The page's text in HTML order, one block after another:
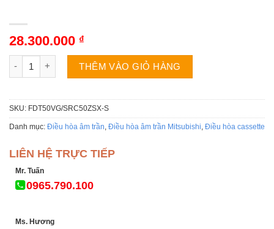
28.300.000 ₫
Điều hòa âm trần Mitsubishi 18000BTU FDT50VG/SRC50ZSX-
THÊM VÀO GIỎ HÀNG
SKU: FDT50VG/SRC50ZSX-S
Danh mục: Điều hòa âm trần, Điều hòa âm trần Mitsubishi, Điều hòa cassette
LIÊN HỆ TRỰC TIẾP
Mr. Tuấn
0965.790.100
Ms. Hương